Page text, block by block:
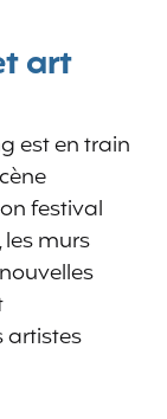
art
est en train
festival
murs
artistes